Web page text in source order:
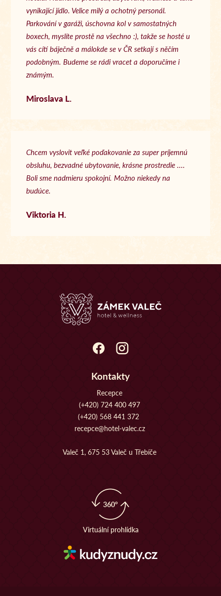
vynikající jídlo. Velice milý a ochotný personál.
Parkování v garáži, úschovna kol v samostatných
boxech, myslíte prostě na všechno :), takže se hosté u
vás cítí báječně a málokde se v ČR setkají s něčím
podobným. Budeme se rádi vracet a doporučíme i
známým.
Miroslava L.
Chcem vyslovit veľké poďakovanie za super príjemnú
obsluhu, bezvadné ubytovanie, krásne prostredie ....
Boli sme nadmieru spokojní. Možno niekedy na
budúce.
Viktoria H.
Kontakty
Recepce
(+420) 724 400 497
(+420) 568 441 372
recepce@hotel-valec.cz
Valeč 1, 675 53 Valeč u Třebíče
360°
Virtuální prohlídka